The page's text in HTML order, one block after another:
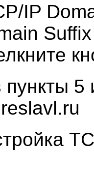
IP
пункты